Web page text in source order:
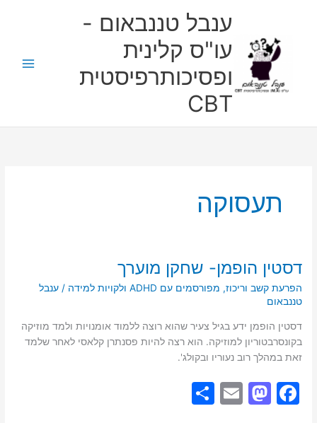
ענבל טננבאום -
עו"ס קלינית
ופסיכותרפיסטית
CBT
תעסוקה
דסטין הופמן- שחקן מוערך
הפרעת קשב וריכוז, מפורסמים עם ADHD ולקויות למידה /ענבל
טננבאום
דסטין הופמן ידע בגיל צעיר שהוא רוצה ללמוד אומנויות ולמד מוזיקה
בקונסרבטוריון למוזיקה. הוא רצה להיות פסנתרן קלאסי לאחר שלמד
זאת במהלך רוב נעוריו ובקולג'.
F
M
E
דסטין